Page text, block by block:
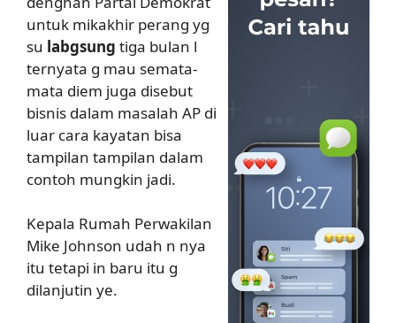
untuk mikakhir perang yg
su labgsung tiga bulan l
ternyata g mau semata-
mata diem juga disebut
bisnis dalam masalah AP di
luar cara kayatan bisa
tampilan tampilan dalam
contoh mungkin jadi.
Kepala Rumah Perwakilan
Mike Johnson udah n nya
itu tetapi in baru itu g
dilanjutin ye.